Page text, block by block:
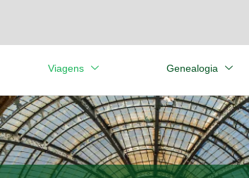
Viagens Genealogia